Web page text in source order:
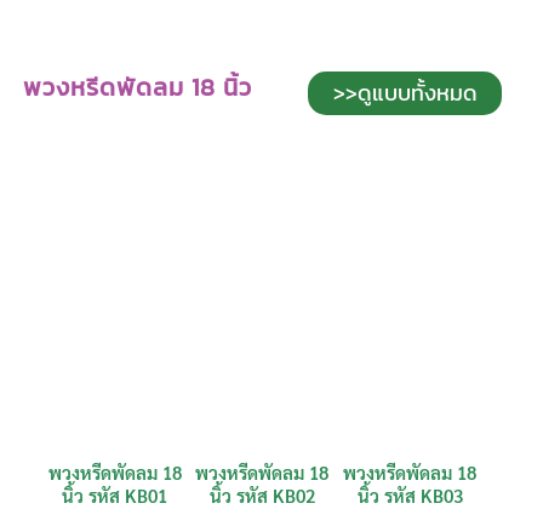
พวงหรีดพัดลม 18 นิ้ว >>ดูแบบทั้งหมด
พวงหรีดพัดลม 18
นิ้ว รหัส KB01
พวงหรีดพัดลม 18
นิ้ว รหัส KB02
พวงหรีดพัดลม 18
นิ้ว รหัส KB03